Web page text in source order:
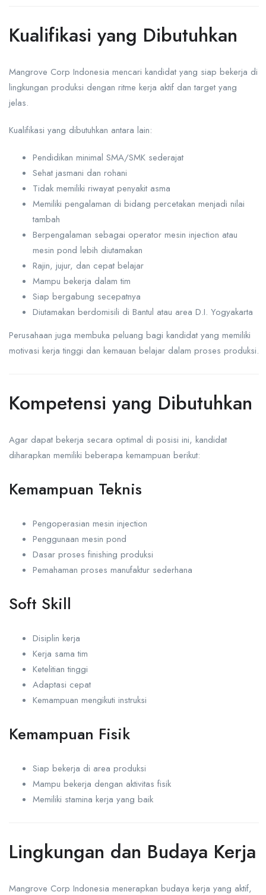
Kualifikasi yang Dibutuhkan
Mangrove Corp Indonesia mencari kandidat yang siap bekerja di
lingkungan produksi dengan ritme kerja aktif dan target yang
jelas.
Kualifikasi yang dibutuhkan antara lain:
Pendidikan minimal SMA/SMK sederajat
Sehat jasmani dan rohani
Tidak memiliki riwayat penyakit asma
Memiliki pengalaman di bidang percetakan menjadi nilai
tambah
Berpengalaman sebagai operator mesin injection atau
mesin pond lebih diutamakan
Rajin, jujur, dan cepat belajar
Mampu bekerja dalam tim
Siap bergabung secepatnya
Diutamakan berdomisili di Bantul atau area D.I. Yogyakarta
Perusahaan juga membuka peluang bagi kandidat yang memiliki
motivasi kerja tinggi dan kemauan belajar dalam proses produksi.
Kompetensi yang Dibutuhkan
Agar dapat bekerja secara optimal di posisi ini, kandidat
diharapkan memiliki beberapa kemampuan berikut:
Kemampuan Teknis
Pengoperasian mesin injection
Penggunaan mesin pond
Dasar proses finishing produksi
Pemahaman proses manufaktur sederhana
Soft Skill
Disiplin kerja
Kerja sama tim
Ketelitian tinggi
Adaptasi cepat
Kemampuan mengikuti instruksi
Kemampuan Fisik
Siap bekerja di area produksi
Mampu bekerja dengan aktivitas fisik
Memiliki stamina kerja yang baik
Lingkungan dan Budaya Kerja
Mangrove Corp Indonesia menerapkan budaya kerja yang aktif,